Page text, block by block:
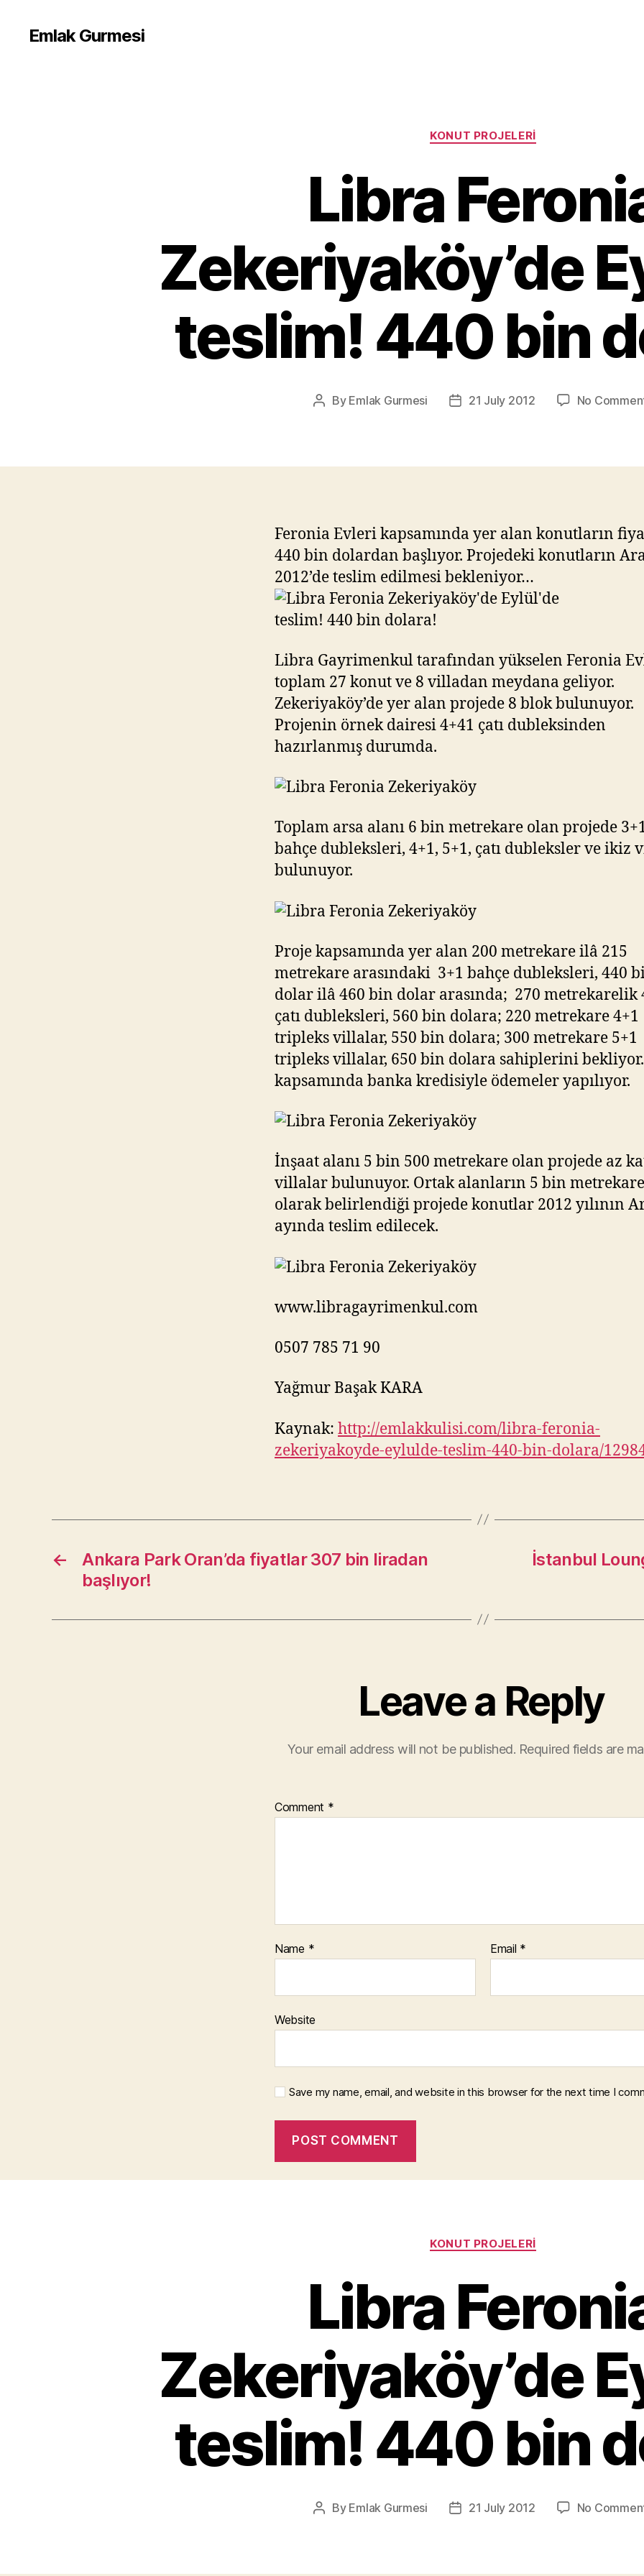
Emlak Gurmesi
Categories
KONUT PROJELERI
Libra
Zekeriyaköy’de
teslim! 440 bin
Post
By Emlak Gurmesi
Post21 July 2012 No
Feronia Evleri kapsamında yer alan konutların
440 bin dolardan başlıyor. Projedeki konutların
2012’de teslim edilmesi bekleniyor…
Libra Gayrimenkul tarafından yükselen Feronia
toplam 27 konut ve 8 villadan meydana geliyor.
Zekeriyaköy’de yer alan projede 8 blok bulunuyor.
Projenin örnek dairesi 4+41 çatı dubleksinden
hazırlanmış durumda.
Toplam arsa alanı 6 bin metrekare olan projede
bahçe dubleksleri, 4+1, 5+1, çatı dubleksler ve ikiz
bulunuyor.
Proje kapsamında yer alan 200 metrekare ilâ 215
metrekare arasındaki 3+1 bahçe dubleksleri, 440
dolar ilâ 460 bin dolar arasında; 270 metrekarelik
çatı dubleksleri, 560 bin dolara; 220 metrekare 4+1
tripleks villalar, 550 bin dolara; 300 metrekare 5+1
tripleks villalar, 650 bin dolara sahiplerini
kapsamında banka kredisiyle ödemeler yapılıyor.
İnşaat alanı 5 bin 500 metrekare olan projede az
villalar bulunuyor. Ortak alanların 5 bin metrekare
olarak belirlendiği projede konutlar 2012 yılının
ayında teslim edilecek.
www.libragayrimenkul.com
0507 785 71 90
Yağmur Başak KARA
Kaynak: http://emlakkulisi.com/libra-feronia-
zekeriyakoyde-eylulde-teslim-440-bin-dolara/
←
Ankara Park Oran’da fiyatlar 307 bin liradan
başlıyor!
İstanbul
Leave a Reply
Your email address will not be published. Required fields are
Comment *
Name * Email *
Website
Save my name, email, and website in this browser for the next time I
Categories
KONUT PROJELERI
Libra
Zekeriyaköy’de
teslim! 440 bin
Post
By Emlak Gurmesi
Post21 July 2012 No